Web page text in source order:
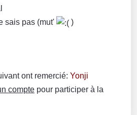
sais pas (mut'
)
ont remercié: Yonji
compte pour participer à la